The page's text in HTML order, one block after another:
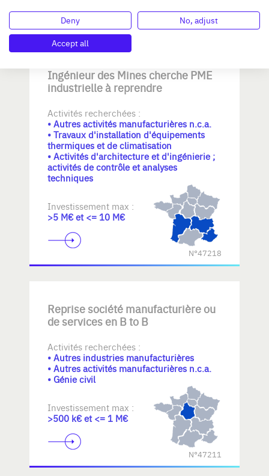
N°47221
Ingénieur des Mines cherche PME
industrielle à reprendre
Activités recherchées :
• Autres activités manufacturières n.c.a.
• Travaux d'installation d'équipements
thermiques et de climatisation
• Activités d'architecture et d'ingénierie ;
activités de contrôle et analyses
techniques
Investissement max :
>5 M€ et <= 10 M€
N°47218
Reprise société manufacturière ou
de services en B to B
Activités recherchées :
• Autres industries manufacturières
• Autres activités manufacturières n.c.a.
• Génie civil
Investissement max :
>500 k€ et <= 1 M€
N°47211
Deny
No, adjust
Accept all